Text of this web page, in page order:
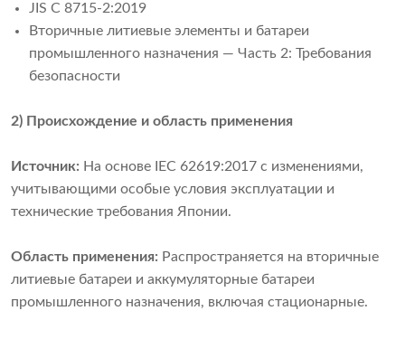
JIS C 8715-2:2019
Вторичные литиевые элементы и батареи
промышленного назначения — Часть 2: Требования
безопасности
2) Происхождение и область применения
Источник: На основе IEC 62619:2017 с изменениями,
учитывающими особые условия эксплуатации и
технические требования Японии.
Область применения: Распространяется на вторичные
литиевые батареи и аккумуляторные батареи
промышленного назначения, включая стационарные.